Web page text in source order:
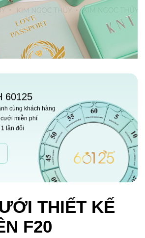
60125
cùng khách hàng
miễn phí
lần đổi
THIẾT KẾ
F20